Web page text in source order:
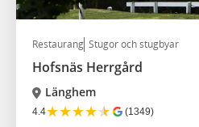
Restaurang Stugor och stugbyar
Hofsnäs Herrgård
Länghem
4.4★★★★★ (1349)